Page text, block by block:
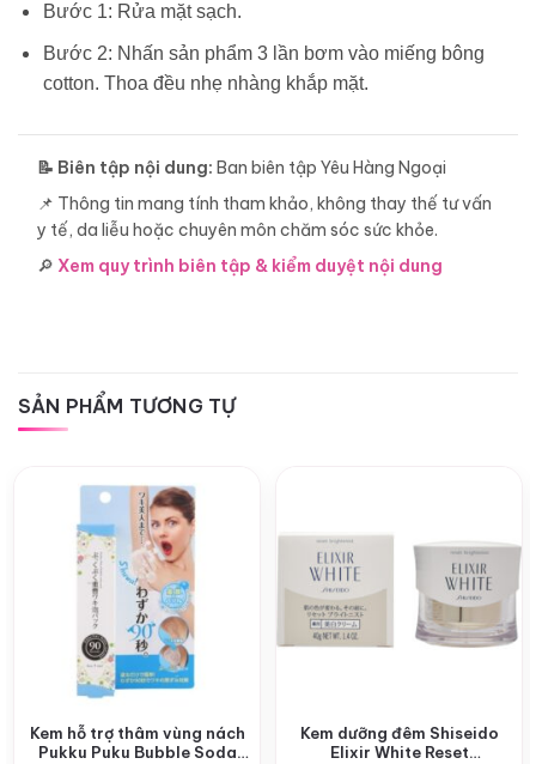
Bước 1: Rửa mặt sạch.
Bước 2: Nhấn sản phẩm 3 lần bơm vào miếng bông
cotton. Thoa đều nhẹ nhàng khắp mặt.
📝 Biên tập nội dung: Ban biên tập Yêu Hàng Ngoại
📌 Thông tin mang tính tham khảo, không thay thế tư vấn
y tế, da liễu hoặc chuyên môn chăm sóc sức khỏe.
🔎 Xem quy trình biên tập & kiểm duyệt nội dung
SẢN PHẨM TƯƠNG TỰ
Kem hỗ trợ thâm vùng nách
Pukku Puku Bubble Soda
Kem dưỡng đêm Shiseido
Elixir White Reset